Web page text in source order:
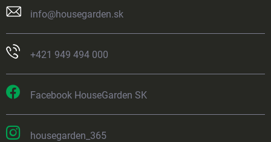
info@housegarden.sk
+421 949 494 000
Facebook HouseGarden SK
housegarden_365